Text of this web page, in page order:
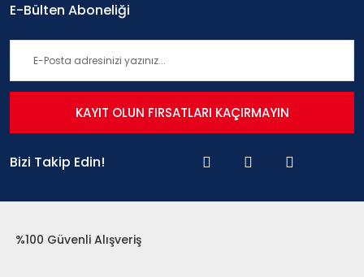
E-Bülten Aboneliği
KAYIT OLUN FIRSATLARI KAÇIRMAYIN
Bizi Takip Edin!
%100 Güvenli Alışveriş